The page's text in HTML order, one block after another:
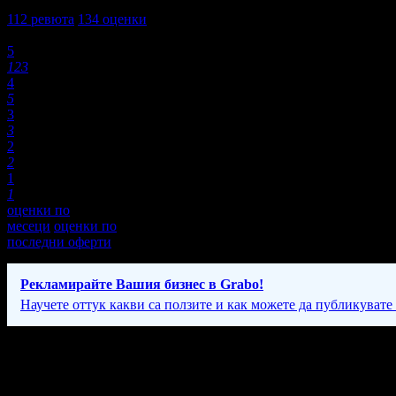
112 ревюта 134 оценки
5
123
4
5
3
3
2
2
1
1
оценки по
месеци оценки по
последни оферти
Рекламирайте Вашия бизнес в Grabo!
Научете оттук какви са ползите и как можете да публикувате